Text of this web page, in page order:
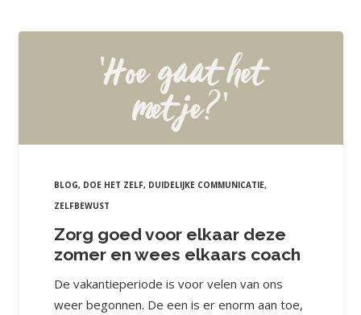
BLOG, DOE HET ZELF, DUIDELIJKE COMMUNICATIE,
ZELFBEWUST
Zorg goed voor elkaar deze
zomer en wees elkaars coach
De vakantieperiode is voor velen van ons
weer begonnen. De een is er enorm aan toe,